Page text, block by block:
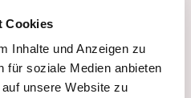
Cookies
Inhalte und Anzeigen zu
für soziale Medien anbieten
unsere Website zu